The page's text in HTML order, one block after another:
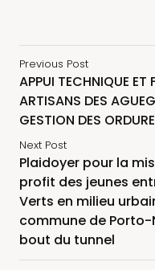
Previous Post
APPUI TECHNIQUE ET
ARTISANS DES
GESTION DES
Next Post
Plaidoyer pour la
profit des jeunes
Verts en milieu
commune de Porto-
bout du tunnel